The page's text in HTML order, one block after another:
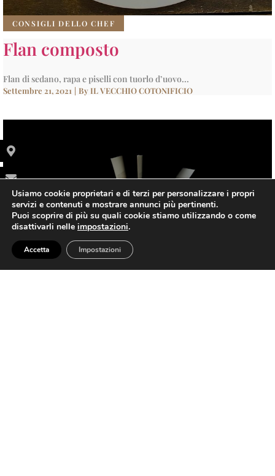
CONSIGLI DELLO CHEF
Flan composto
Flan di sedano, rapa e piselli con tuorlo d’uovo...
Settembre 21, 2021 | By IL VECCHIO COTONIFICIO
Usiamo cookie proprietari e di terzi per personalizzare i propri
servizi e contenuti e mostrare annunci più pertinenti.
Puoi scoprire di più su quali cookie stiamo utilizzando o come
disattivarli nelle impostazioni.
Accetta Impostazioni